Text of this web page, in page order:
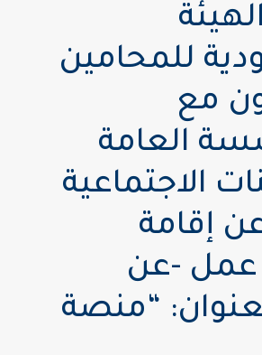
للمحامين
مع
العامة
الاجتماعية
إقامة
-عن
“منصة